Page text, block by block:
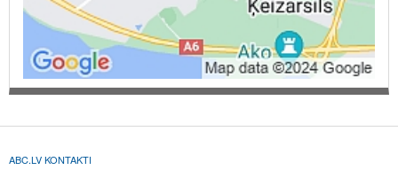
ABC.LV KONTAKTI